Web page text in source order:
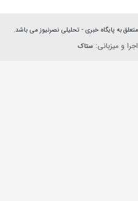
اجرا و میزبانی:ستاک